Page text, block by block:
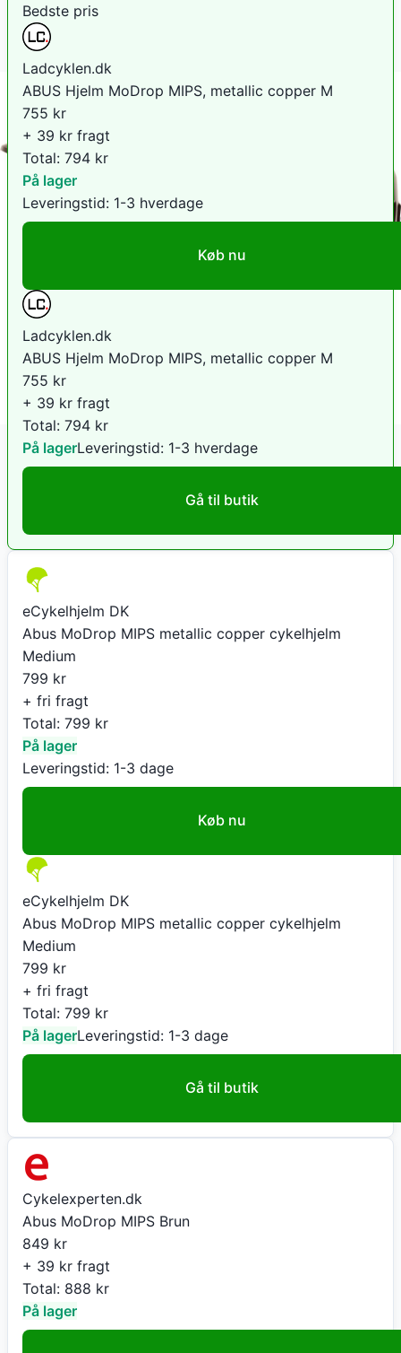
Bedste pris
Ladcyklen.dk
ABUS Hjelm MoDrop MIPS, metallic copper M
755 kr
+ 39 kr fragt
Total: 794 kr
På lager
Leveringstid: 1-3 hverdage
Køb nu
Ladcyklen.dk
ABUS Hjelm MoDrop MIPS, metallic copper M
755 kr
+ 39 kr fragt
Total: 794 kr
På lagerLeveringstid: 1-3 hverdage
Gå til butik
eCykelhjelm DK
Abus MoDrop MIPS metallic copper cykelhjelm
Medium
799 kr
+ fri fragt
Total: 799 kr
På lager
Leveringstid: 1-3 dage
Køb nu
eCykelhjelm DK
Abus MoDrop MIPS metallic copper cykelhjelm
Medium
799 kr
+ fri fragt
Total: 799 kr
På lagerLeveringstid: 1-3 dage
Gå til butik
Cykelexperten.dk
Abus MoDrop MIPS Brun
849 kr
+ 39 kr fragt
Total: 888 kr
På lager